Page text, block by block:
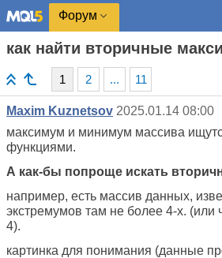
Форум
как найти вторичные
1 2 ... 11
Maxim Kuznetsov 2025.01.14 08:00
максимум и минимум массива
функциями.
А как-бы попроще искать
например, есть массив данных,
экстремумов там не более 4-х. (или
4).
картинка для понимания (данные